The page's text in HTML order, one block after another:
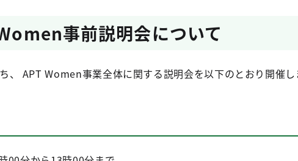
事前説明会について
、 APT Women事業全体に関する説明会を以下のとおり開催